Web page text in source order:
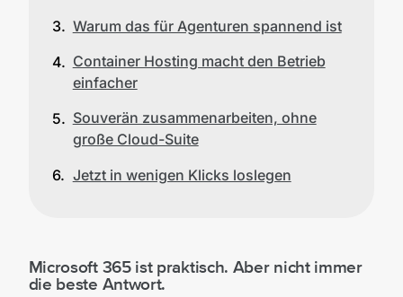
Warum das für Agenturen spannend ist
Container Hosting macht den Betrieb
einfacher
Souverän zusammenarbeiten, ohne
große Cloud-Suite
Jetzt in wenigen Klicks loslegen
Microsoft 365 ist praktisch. Aber nicht immer
die beste Antwort.